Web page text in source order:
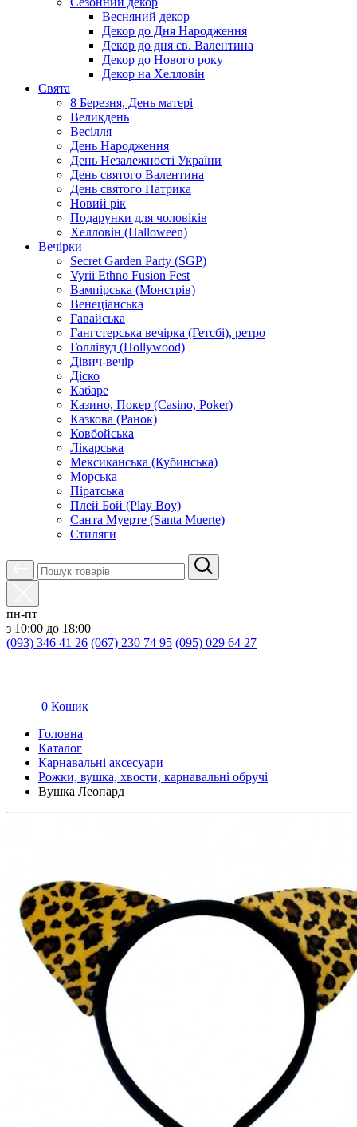
Весняний декор
Декор до Дня Народження
Декор до дня св. Валентина
Декор до Нового року
Декор на Хелловін
Свята
8 Березня, День матері
Великдень
Весілля
День Народження
День Незалежності України
День святого Валентина
День святого Патрика
Новий рік
Подарунки для чоловіків
Хелловін (Halloween)
Вечірки
Secret Garden Party (SGP)
Vyrii Ethno Fusion Fest
Вампірська (Монстрів)
Венеціанська
Гавайська
Гангстерська вечірка (Гетсбі), ретро
Голлівуд (Hollywood)
Дівич-вечір
Діско
Кабаре
Казино, Покер (Casino, Poker)
Казкова (Ранок)
Ковбойська
Лікарська
Мексиканська (Кубинська)
Морська
Піратська
Плей Бой (Play Boy)
Санта Муерте (Santa Muerte)
Стиляги
пн-пт
з 10:00 до 18:00
(093) 346 41 26 (067) 230 74 95 (095) 029 64 27
0 Кошик
Головна
Каталог
Карнавальні аксесуари
Рожки, вушка, хвости, карнавальні обручі
Вушка Леопард